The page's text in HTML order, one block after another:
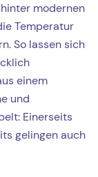
modernen
Temperatur
So lassen sich
einem
und
Einerseits
gelingen auch